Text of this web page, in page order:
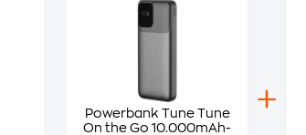
Powerbank Tune Tune
On the Go 10.000mAh-